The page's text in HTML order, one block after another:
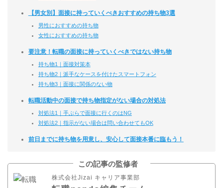
【男女別】面接に持っていくべきおすすめの持ち物3選
男性におすすめの持ち物
女性におすすめの持ち物
要注意！転職の面接に持っていくべきではない持ち物
持ち物1｜面接対策本
持ち物2｜派手なケースを付けたスマートフォン
持ち物3｜面接に関係のない物
転職活動中の面接で持ち物指定がない場合の対処法
対処法1｜手ぶらで面接に行くのはNG
対処法2｜指示がない場合は問い合わせてもOK
前日までに持ち物を用意し、安心して面接本番に臨もう！
この記事の監修者
株式会社Jizai キャリア事業部